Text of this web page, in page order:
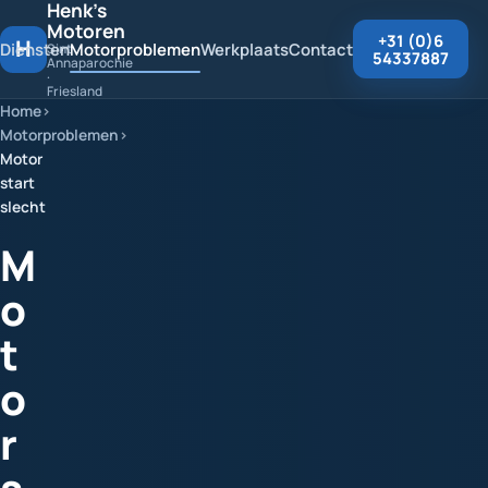
H
Henk's
Motoren
Sint
Annaparochie
·
Friesland
DienstenMotorproblemenWerkplaatsContact
+31 (0)6
54337887
Home
Motorproblemen
Motor
start
slecht
M
o
t
o
r